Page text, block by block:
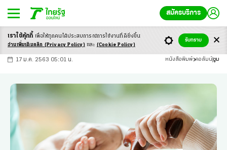
สมัครบริการ
-ก ก ก+
17 ม.ค. 2563 05:01 น. หนังสือพิมพ์ คอลัมน์ซูม
เราใช้คุ้กกี้ เพื่อให้ทุกคนได้ประสบการณ์การใช้งานที่ดียิ่งขึ้น
อ่านเพิ่มเติมคลิก (Privacy Policy) และ (Cookie Policy)
รับทราบ